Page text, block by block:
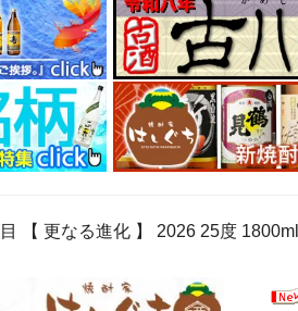
【 更なる進化 】 2026 25度